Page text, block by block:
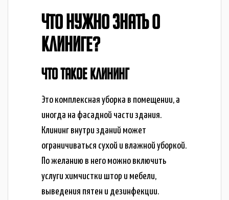
ЧТО НУЖНО ЗНАТЬ О
КЛИНИГЕ?
ЧТО ТАКОЕ КЛИНИНГ
Это комплексная уборка в помещении, а
иногда на фасадной части здания.
Клининг внутри зданий может
ограничиваться сухой и влажной уборкой.
По желанию в него можно включить
услуги химчистки штор и мебели,
выведения пятен и дезинфекции.